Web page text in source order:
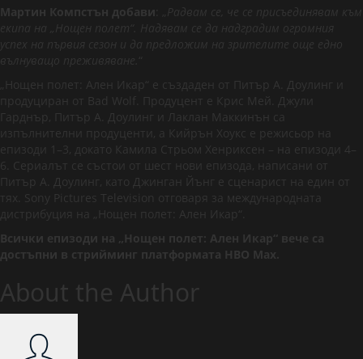
Мартин Компстън добави : „ Радвам се, че се присъединявам към
екипа на „Нощен полет“. Надявам се да надградим огромния
успех на първия сезон и да предложим на зрителите още едно
вълнуващо преживяване. “
„Нощен полет: Ален Икар“ е създаден от Питър А. Доулинг и
продуциран от Bad Wolf. Продуцент е Крис Мей. Джули
Гарднър, Питър А. Доулинг и Лаклан Маккинън са
изпълнителни продуценти, а Кийрън Хоукс е режисьор на
епизоди 1–3, докато Камила Стрьом Хенриксен – на епизоди 4–
6. Сериалът се състои от шест нови епизода, написани от
Питър А. Доулинг, като Джинган Йънг е сценарист на един от
тях. Sony Pictures Television отговаря за международната
дистрибуция на „Нощен полет: Ален Икар“.
Всички епизоди на „Нощен полет: Ален Икар“ вече са
достъпни в стрийминг платформата HBO Max.
About the Author